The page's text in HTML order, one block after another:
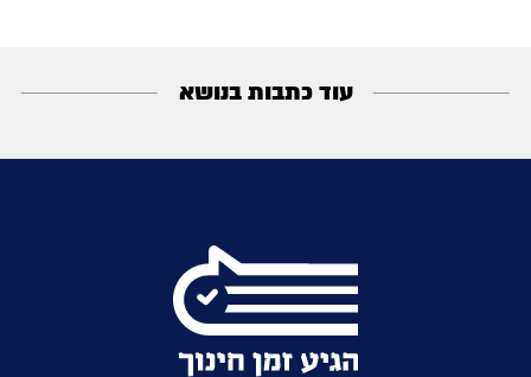
עוד כתבות בנושא